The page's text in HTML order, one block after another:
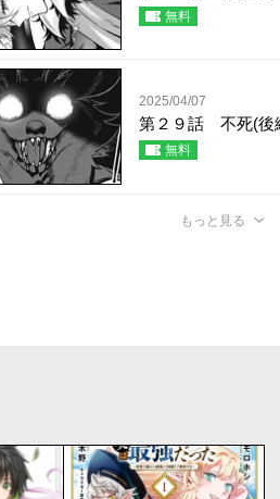
無料
2025/04/07
第２９話 不死(後
無料
もっと見る